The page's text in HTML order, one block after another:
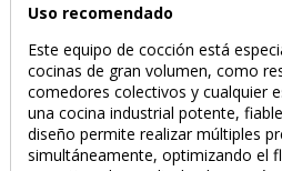
Uso recomendado
Este equipo de cocción está
cocinas de gran volumen, como
comedores colectivos y cualquier
una cocina industrial potente,
diseño permite realizar múltiples
simultáneamente, optimizando el